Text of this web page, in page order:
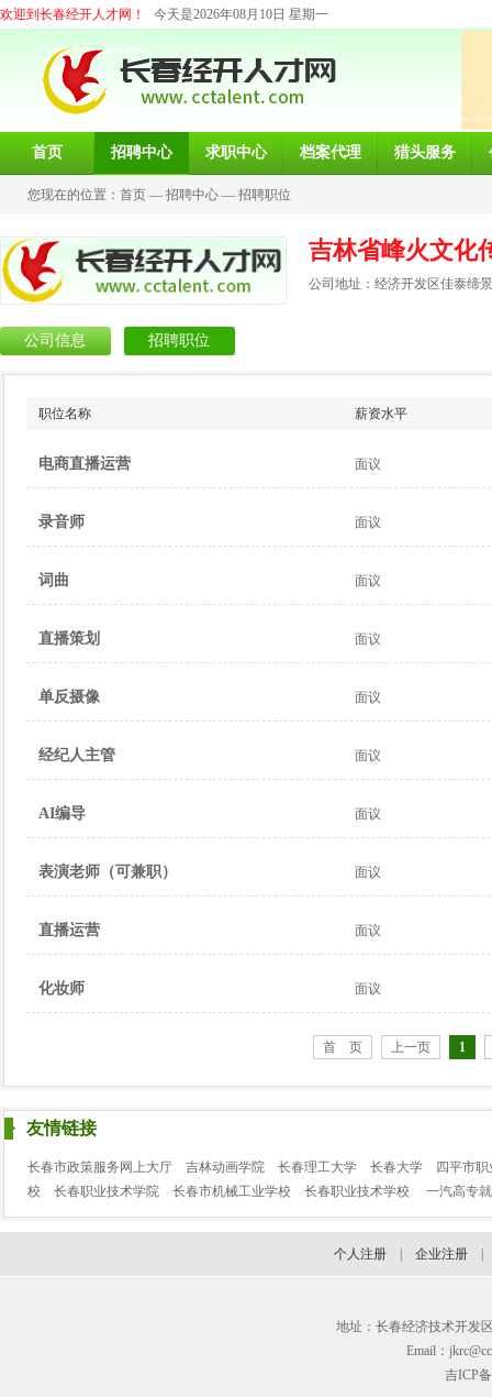
欢迎到长春经开人才网！ 今天是2026年08月10日 星期一
首页 招聘中心 求职中心 档案代理 猎头服务
您现在的位置： 首页 — 招聘中心 — 招聘职位
吉林省峰火文化
公司地址：经济开发区佳泰缔
公司信息 招聘职位
职位名称 薪资水平
电商直播运营 面议
录音师 面议
词曲 面议
直播策划 面议
单反摄像 面议
经纪人主管 面议
AI编导 面议
表演老师（可兼职） 面议
直播运营 面议
化妆师 面议
首 页 上一页 1
友情链接
长春市政策服务网上大厅 吉林动画学院 长春理工大学 长春大学
四平市
校
长春职业技术学院 长春市机械工业学校 长春职业技术学校 一汽高专
个人注册 企业注册
地址：长春经济技术开发
Email：
吉ICP